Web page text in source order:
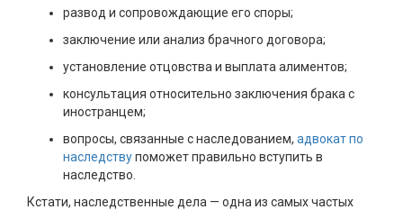
развод и сопровождающие его споры;
заключение или анализ брачного договора;
установление отцовства и выплата алиментов;
консультация относительно заключения брака с
иностранцем;
вопросы, связанные с наследованием, адвокат по
наследствупоможет правильно вступить в
наследство.
Кстати, наследственные дела — одна из самых частых